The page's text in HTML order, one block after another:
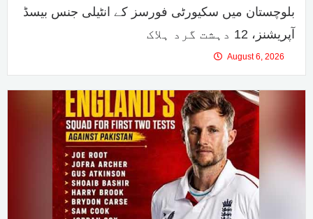
بلوچستان میں سکیورٹی فورسز کے انٹیلی جنس بیسڈ
آپریشنز، 12 دہشت گرد ہلاک
August 6, 2026